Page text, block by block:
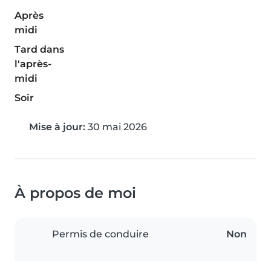
Après
midi
Tard dans
l'après-
midi
Soir
Mise à jour: 30 mai 2026
À propos de moi
Permis de conduire Non